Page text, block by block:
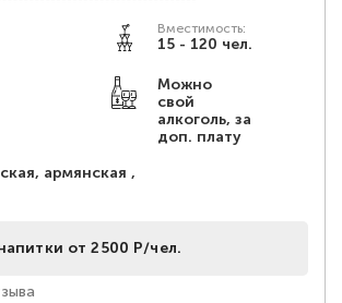
Вместимость:
15 - 120 чел.
Можно
свой
алкоголь, за
доп. плату
армянская ,
от 2500 Р/чел.